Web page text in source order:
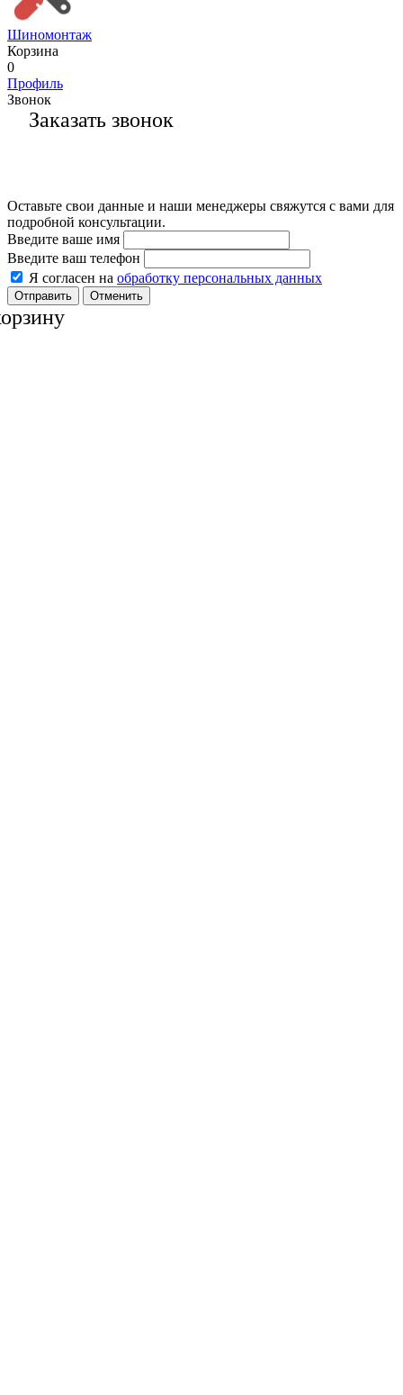
Шиномонтаж
Корзина
0
Профиль
Звонок
Заказать звонок
Оставьте свои данные и наши менеджеры свяжутся с вами для
подробной консультации.
Введите ваше имя
Введите ваш телефон
Я согласен на обработку персональных данных
Отменить